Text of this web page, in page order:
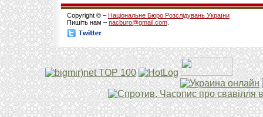
Copyright © – Національне Бюро Розслідувань України
Пишіть нам – nacburo@gmail.com